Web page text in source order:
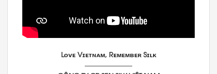
Lᴏᴠᴇ Vɪᴇᴛɴᴀᴍ, Rᴇᴍᴇᴍʙᴇʀ Sɪʟᴋ
———————